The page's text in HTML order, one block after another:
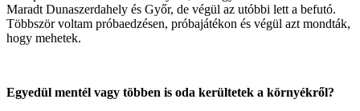
Maradt Dunaszerdahely és Győr, de végül az utóbbi lett a befutó.
Többször voltam próbaedzésen, próbajátékon és végül azt mondták,
hogy mehetek.
Egyedül mentél vagy többen is oda kerültetek a környékről?